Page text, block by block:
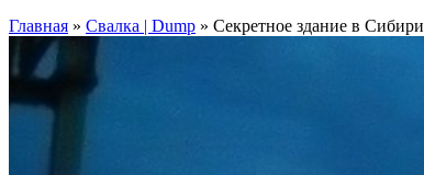
Главная » Свалка | Dump » Секретное здание в Сибири